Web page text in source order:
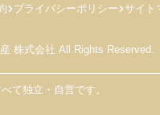
プライバシーポリシー サイト
株式会社 All Rights Reserved.
て独立・自営です。